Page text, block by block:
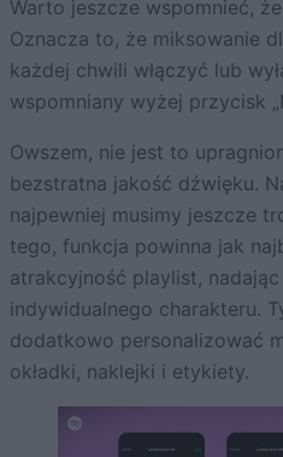
Warto jeszcze wspomnieć,
Oznacza to, że miksowanie
każdej chwili włączyć lub
wspomniany wyżej przycisk
Owszem, nie jest to
bezstratna jakość dźwięku.
najpewniej musimy jeszcze
tego, funkcja powinna jak
atrakcyjność playlist,
indywidualnego charakteru.
dodatkowo personalizować
okładki, naklejki i etykiety.